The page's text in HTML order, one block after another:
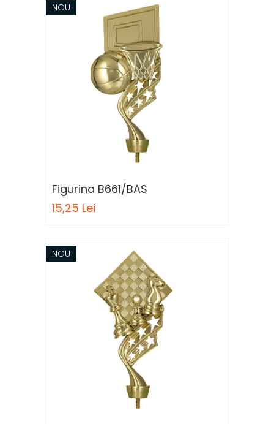
NOU
Figurina B661/BAS
15,25 Lei
NOU